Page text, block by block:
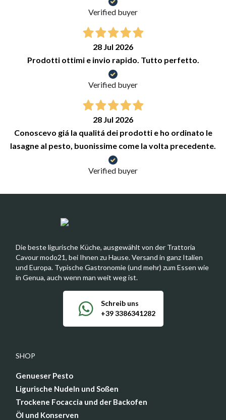
Verified buyer
28 Jul 2026
Prodotti ottimi e invio rapido. Tutto perfetto.
Verified buyer
28 Jul 2026
Conoscevo giá la qualitá dei prodotti e ho ordinato le
lasagne al pesto, buonissime come la volta precedente.
Verified buyer
Die beste ligurische Küche, ausgewählt von der Trattoria
Cavour modo21, bei Ihnen zu Hause. Versand in ganz Italien
und Europa. Typische Gastronomie (und mehr) zum Essen wie
in Genua, auch wenn man weit weg ist.
Schreib uns
+39 3386341282
SHOP
Genueser Pesto
Ligurische Nudeln und Soßen
Trockene Focaccia und der Backofen
Öl und Konserven